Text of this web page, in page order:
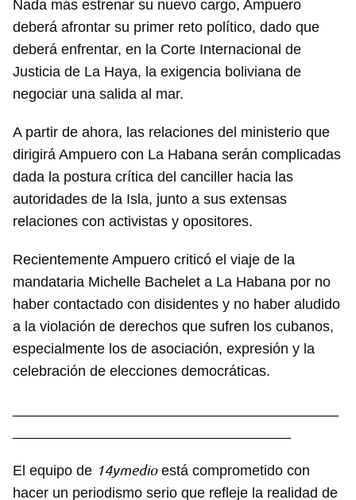
Nada más estrenar su nuevo cargo, Ampuero
deberá afrontar su primer reto político, dado que
deberá enfrentar, en la Corte Internacional de
Justicia de La Haya, la exigencia boliviana de
negociar una salida al mar.
A partir de ahora, las relaciones del ministerio que
dirigirá Ampuero con La Habana serán complicadas
dada la postura crítica del canciller hacia las
autoridades de la Isla, junto a sus extensas
relaciones con activistas y opositores.
Recientemente Ampuero criticó el viaje de la
mandataria Michelle Bachelet a La Habana por no
haber contactado con disidentes y no haber aludido
a la violación de derechos que sufren los cubanos,
especialmente los de asociación, expresión y la
celebración de elecciones democráticas.
El equipo de 14ymedioestá comprometido con
hacer un periodismo serio que refleje la realidad de